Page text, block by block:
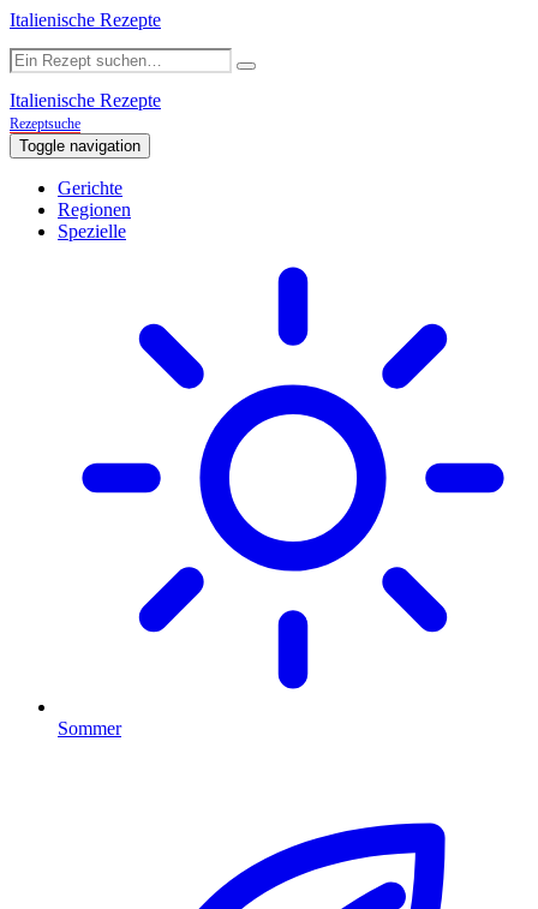
Italienische Rezepte
Italienische Rezepte
Rezeptsuche
Toggle navigation
Gerichte
Regionen
Spezielle
Sommer